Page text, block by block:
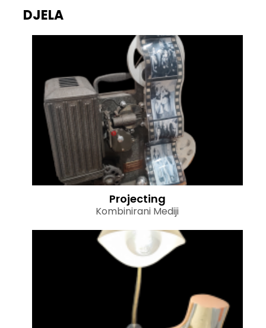
DJELA
Projecting
Kombinirani Mediji